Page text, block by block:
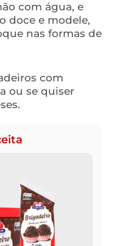
com água, e
doce e modele,
nas formas de
com
ou se quiser